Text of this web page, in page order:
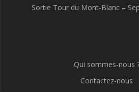
Sortie Tour du Mont-Blanc –
Qui sommes-nous
Contactez-nous